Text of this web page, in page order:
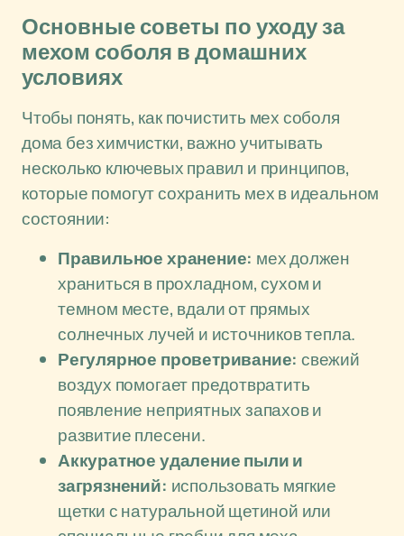
Основные советы по уходу за
мехом соболя в домашних
условиях
Чтобы понять, как почистить мех соболя
дома без химчистки, важно учитывать
несколько ключевых правил и принципов,
которые помогут сохранить мех в идеальном
состоянии:
Правильное хранение: мех должен
храниться в прохладном, сухом и
темном месте, вдали от прямых
солнечных лучей и источников тепла.
Регулярное проветривание: свежий
воздух помогает предотвратить
появление неприятных запахов и
развитие плесени.
Аккуратное удаление пыли и
загрязнений: использовать мягкие
щетки с натуральной щетиной или